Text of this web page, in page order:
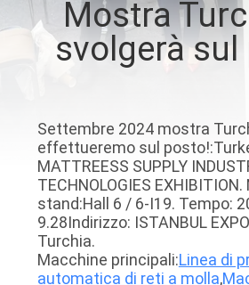
QUALITÀ
NOTIZIE
TUTTI
CASI
Mostra
svolgerà sul
Settembre 2024 mostra
effettueremo sul
MATTREESS SUPPLY
TECHNOLOGIES
stand:Hall 6 / 6-I19. Tempo:
9.28Indirizzo: ISTANBUL
Turchia.
Macchine principali:Linea di
automatica di reti a molla,